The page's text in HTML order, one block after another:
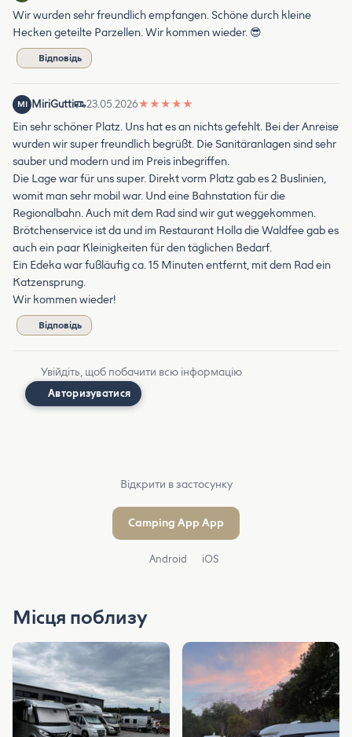
Wir wurden sehr freundlich empfangen. Schöne durch kleine
Hecken geteilte Parzellen. Wir kommen wieder. 😎
Відповідь
MI MiriGutti 23.05.2026★ ★ ★ ★ ★
Ein sehr schöner Platz. Uns hat es an nichts gefehlt. Bei der Anreise
wurden wir super freundlich begrüßt. Die Sanitäranlagen sind sehr
sauber und modern und im Preis inbegriffen.
Die Lage war für uns super. Direkt vorm Platz gab es 2 Buslinien,
womit man sehr mobil war. Und eine Bahnstation für die
Regionalbahn. Auch mit dem Rad sind wir gut weggekommen.
Brötchenservice ist da und im Restaurant Holla die Waldfee gab es
auch ein paar Kleinigkeiten für den täglichen Bedarf.
Ein Edeka war fußläufig ca. 15 Minuten entfernt, mit dem Rad ein
Katzensprung.
Wir kommen wieder!
Відповідь
Увійдіть, щоб побачити всю інформацію
Авторизуватися
Відкрити в застосунку
Camping App App
Android iOS
Місця поблизу